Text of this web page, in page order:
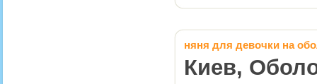
няня для девочки на
Киев,